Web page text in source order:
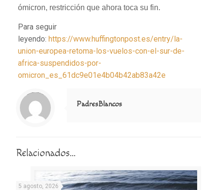
ómicron, restricción que ahora toca su fin.
Para seguir
leyendo: https://www.huffingtonpost.es/entry/la-
union-europea-retoma-los-vuelos-con-el-sur-de-
africa-suspendidos-por-
omicron_es_61dc9e01e4b04b42ab83a42e
Notice
: Trying to access array offset on value of type null in
/home/misioner/public_html/padresblancos/themes/betheme/includes/content-single.php
on line
286
PadresBlancos
Relacionados...
5 agosto, 2026